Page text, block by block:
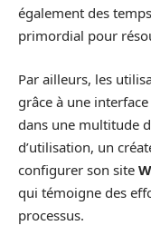
également des
primordial pour
Par ailleurs, les
grâce à une
dans une multitude
d’utilisation, un
configurer son site
qui témoigne des
processus.